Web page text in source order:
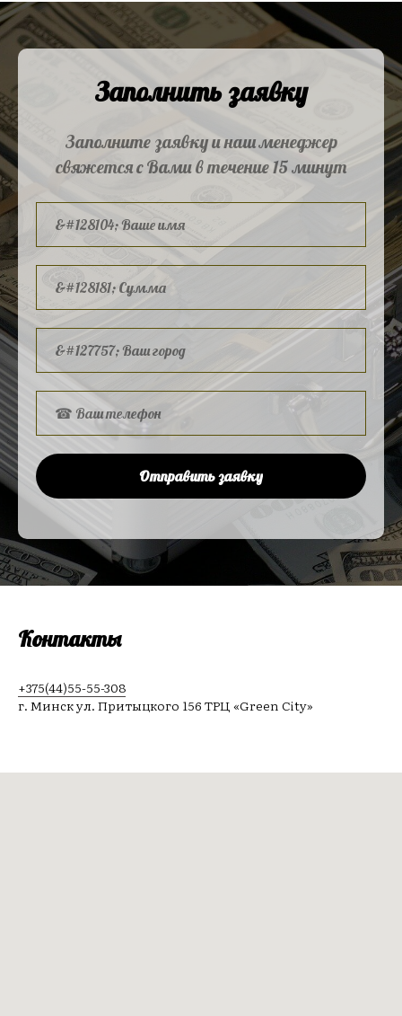
Заполнить заявку
Заполните заявку и наш менеджер
свяжется с Вами в течение 15 минут
Отправить заявку
Контакты
+375(44)55-55-308
г. Минск ул. Притыцкого 156 ТРЦ «Green City»